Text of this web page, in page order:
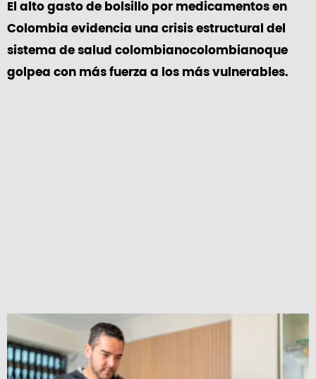
El alto gasto de bolsillo por medicamentos en
Colombia evidencia una crisis estructural del
sistema de salud colombianocolombianoque
golpea con más fuerza a los más vulnerables.